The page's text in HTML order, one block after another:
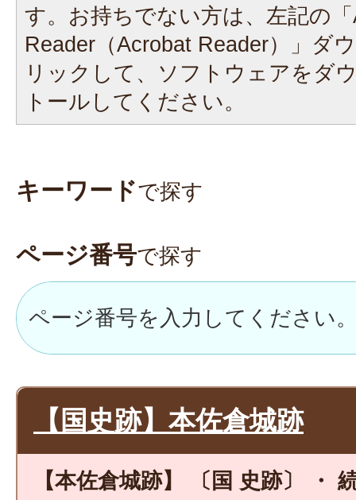
す。お持ちでない方は、左記の
Reader（Acrobat Reader）」ダ
リックして、ソフトウェアをダ
トールしてください。
キーワードで探す
ページ番号で探す
【国史跡】本佐倉城跡
【本佐倉城跡】 〔国 史跡〕 ・